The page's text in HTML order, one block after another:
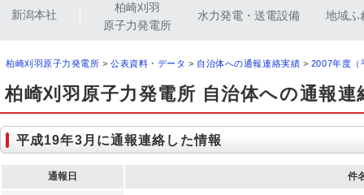
新潟本社
柏崎刈羽
原子力発電所
水力発電・送電設備 地域ふ
柏崎刈羽原子力発電所 >公表資料・データ > 自治体への通報連絡実績 > 2007年度（
柏崎刈羽原子力発電所 自治体への通報連
平成19年3月に通報連絡した情報
通報日 件